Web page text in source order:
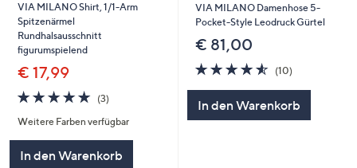
VIA MILANO Shirt, 1/1-Arm
Spitzenärmel
Rundhalsausschnitt
figurumspielend
€ 17,99
4.7
von
5
(3)3
Weitere Farben verfügbar
In den Warenkorb
VIA MILANO Damenhose 5-
Pocket-Style Leodruck Gürtel
€ 81,00
4.5
von
(10)10
In den Warenkorb